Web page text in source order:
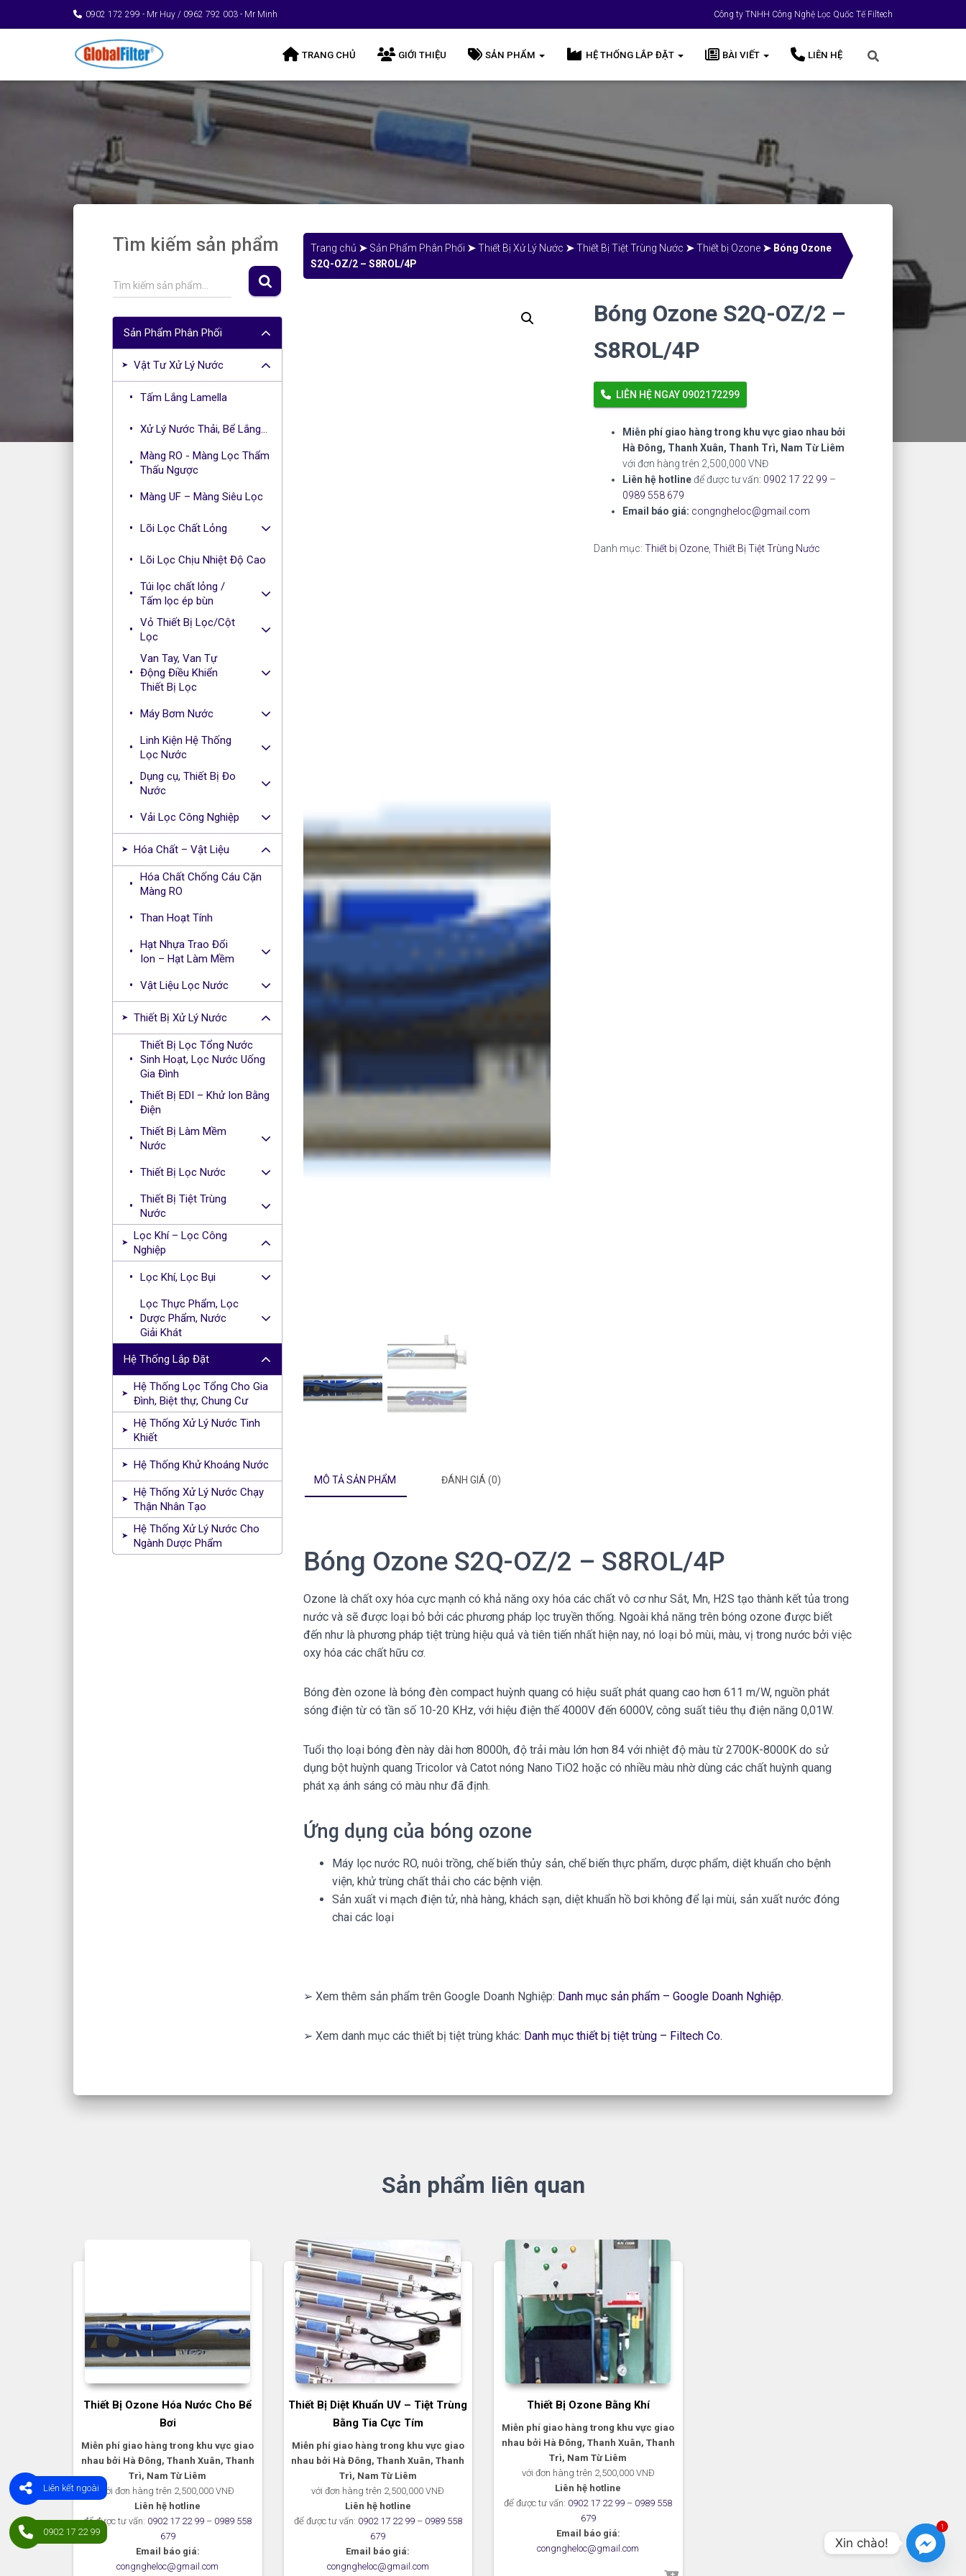
0902 172 299 - Mr Huy / 0962 792 003 - Mr Minh Công ty TNHH Công Nghệ Lọc Quốc Tế Filtech
TRANG CHỦ GIỚI THIỆU SẢN PHẨM HỆ THỐNG LẮP ĐẶT BÀI VIẾT LIÊN HỆ
Tìm kiếm sản phẩm
S
e
Tìm kiếm sản phẩm…
Sản Phẩm Phân Phối
Vật Tư Xử Lý Nước
Tấm Lắng Lamella
Xử Lý Nước Thải, Bể Lắng...
Màng RO - Màng Lọc Thẩm
Thấu Ngược
Màng UF – Màng Siêu Lọc
Lõi Lọc Chất Lỏng
Lõi Lọc Chịu Nhiệt Độ Cao
Túi lọc chất lỏng /
Tấm lọc ép bùn
Vỏ Thiết Bị Lọc/Cột
Lọc
Van Tay, Van Tự
Động Điều Khiển
Thiết Bị Lọc
Máy Bơm Nước
Linh Kiện Hệ Thống
Lọc Nước
Dụng cụ, Thiết Bị Đo
Nước
Vải Lọc Công Nghiệp
Hóa Chất – Vật Liệu
Hóa Chất Chống Cáu Cặn
Màng RO
Than Hoạt Tính
Hạt Nhựa Trao Đổi
Ion – Hạt Làm Mềm
Vật Liệu Lọc Nước
Thiết Bị Xử Lý Nước
Thiết Bị Lọc Tổng Nước
Sinh Hoạt, Lọc Nước Uống
Gia Đình
Thiết Bị EDI – Khử Ion Bằng
Điện
Thiết Bị Làm Mềm
Nước
Thiết Bị Lọc Nước
Thiết Bị Tiệt Trùng
Nước
Lọc Khí – Lọc Công
Nghiệp
Lọc Khí, Lọc Bụi
Lọc Thực Phẩm, Lọc
Dược Phẩm, Nước
Giải Khát
Hệ Thống Lắp Đặt
Hệ Thống Lọc Tổng Cho Gia
Đình, Biệt thự, Chung Cư
Hệ Thống Xử Lý Nước Tinh
Khiết
Hệ Thống Khử Khoáng Nước
Hệ Thống Xử Lý Nước Chạy
Thận Nhân Tạo
Hệ Thống Xử Lý Nước Cho
Ngành Dược Phẩm
Trang chủ ➤ Sản Phẩm Phân Phối ➤Thiết Bị Xử Lý Nước ➤Thiết Bị Tiệt Trùng Nước ➤Thiết bị Ozone ➤ Bóng Ozone
S2Q-OZ/2 – S8ROL/4P
Bóng Ozone S2Q-OZ/2 –
S8ROL/4P
LIÊN HỆ NGAY 0902172299
Miễn phí giao hàng trong khu vực giao nhau bởi
Hà Đông, Thanh Xuân, Thanh Trì, Nam Từ Liêm
với đơn hàng trên 2,500,000 VNĐ
Liên hệ hotlineđể được tư vấn: 0902 17 22 99 –
0989 558 679
Email báo giá: congngheloc@gmail.com
Danh mục:Thiết bị Ozone ,Thiết Bị Tiệt Trùng Nước
MÔ TẢ SẢN PHẨM ĐÁNH GIÁ (0)
Bóng Ozone S2Q-OZ/2 – S8ROL/4P
Ozone là chất oxy hóa cực mạnh có khả năng oxy hóa các chất vô cơ như Sắt, Mn, H2S tạo thành kết tủa trong
nước và sẽ được loại bỏ bởi các phương pháp lọc truyền thống. Ngoài khả năng trên bóng ozone được biết
đến như là phương pháp tiệt trùng hiệu quả và tiên tiến nhất hiện nay, nó loại bỏ mùi, màu, vị trong nước bởi việc
oxy hóa các chất hữu cơ.
Bóng đèn ozone là bóng đèn compact huỳnh quang có hiệu suất phát quang cao hơn 611 m/W, nguồn phát
sóng điện từ có tần số 10-20 KHz, với hiệu điện thế 4000V đến 6000V, công suất tiêu thụ điện năng 0,01W.
Tuổi thọ loại bóng đèn này dài hơn 8000h, độ trải màu lớn hơn 84 với nhiệt độ màu từ 2700K-8000K do sử
dụng bột huỳnh quang Tricolor và Catot nóng Nano TiO2 hoặc có nhiều màu nhờ dùng các chất huỳnh quang
phát xạ ánh sáng có màu như đã định.
Ứng dụng của bóng ozone
Máy lọc nước RO, nuôi trồng, chế biến thủy sản, chế biến thực phẩm, dược phẩm, diệt khuẩn cho bệnh
viện, khử trùng chất thải cho các bệnh viện.
Sản xuất vi mạch điện tử, nhà hàng, khách sạn, diệt khuẩn hồ bơi không để lại mùi, sản xuất nước đóng
chai các loại
➢ Xem thêm sản phẩm trên Google Doanh Nghiệp: Danh mục sản phẩm – Google Doanh Nghiệp.
➢ Xem danh mục các thiết bị tiệt trùng khác: Danh mục thiết bị tiệt trùng – Filtech Co.
Sản phẩm liên quan
Thiết Bị Ozone Hóa Nước Cho Bể
Bơi
Miễn phí giao hàng trong khu vực giao
nhau bởi Hà Đông, Thanh Xuân, Thanh
Trì, Nam Từ Liêm
với đơn hàng trên 2,500,000 VNĐ
Liên hệ hotline
để được tư vấn: 0902 17 22 99 – 0989 558
679
Email báo giá:
congngheloc@gmail.com
Thiết Bị Diệt Khuẩn UV – Tiệt Trùng
Bằng Tia Cực Tím
Miễn phí giao hàng trong khu vực giao
nhau bởi Hà Đông, Thanh Xuân, Thanh
Trì, Nam Từ Liêm
với đơn hàng trên 2,500,000 VNĐ
Liên hệ hotline
để được tư vấn: 0902 17 22 99– 0989 558
679
Email báo giá:
congngheloc@gmail.com
Thiết Bị Ozone Bằng Khí
Miễn phí giao hàng trong khu vực giao
nhau bởi Hà Đông, Thanh Xuân, Thanh
Trì, Nam Từ Liêm
với đơn hàng trên 2,500,000 VNĐ
Liên hệ hotline
để được tư vấn: 0902 17 22 99 – 0989 558
679
Email báo giá:
congngheloc@gmail.com
Liên kết ngoài
0902 17 22 99
1
Xin chào!